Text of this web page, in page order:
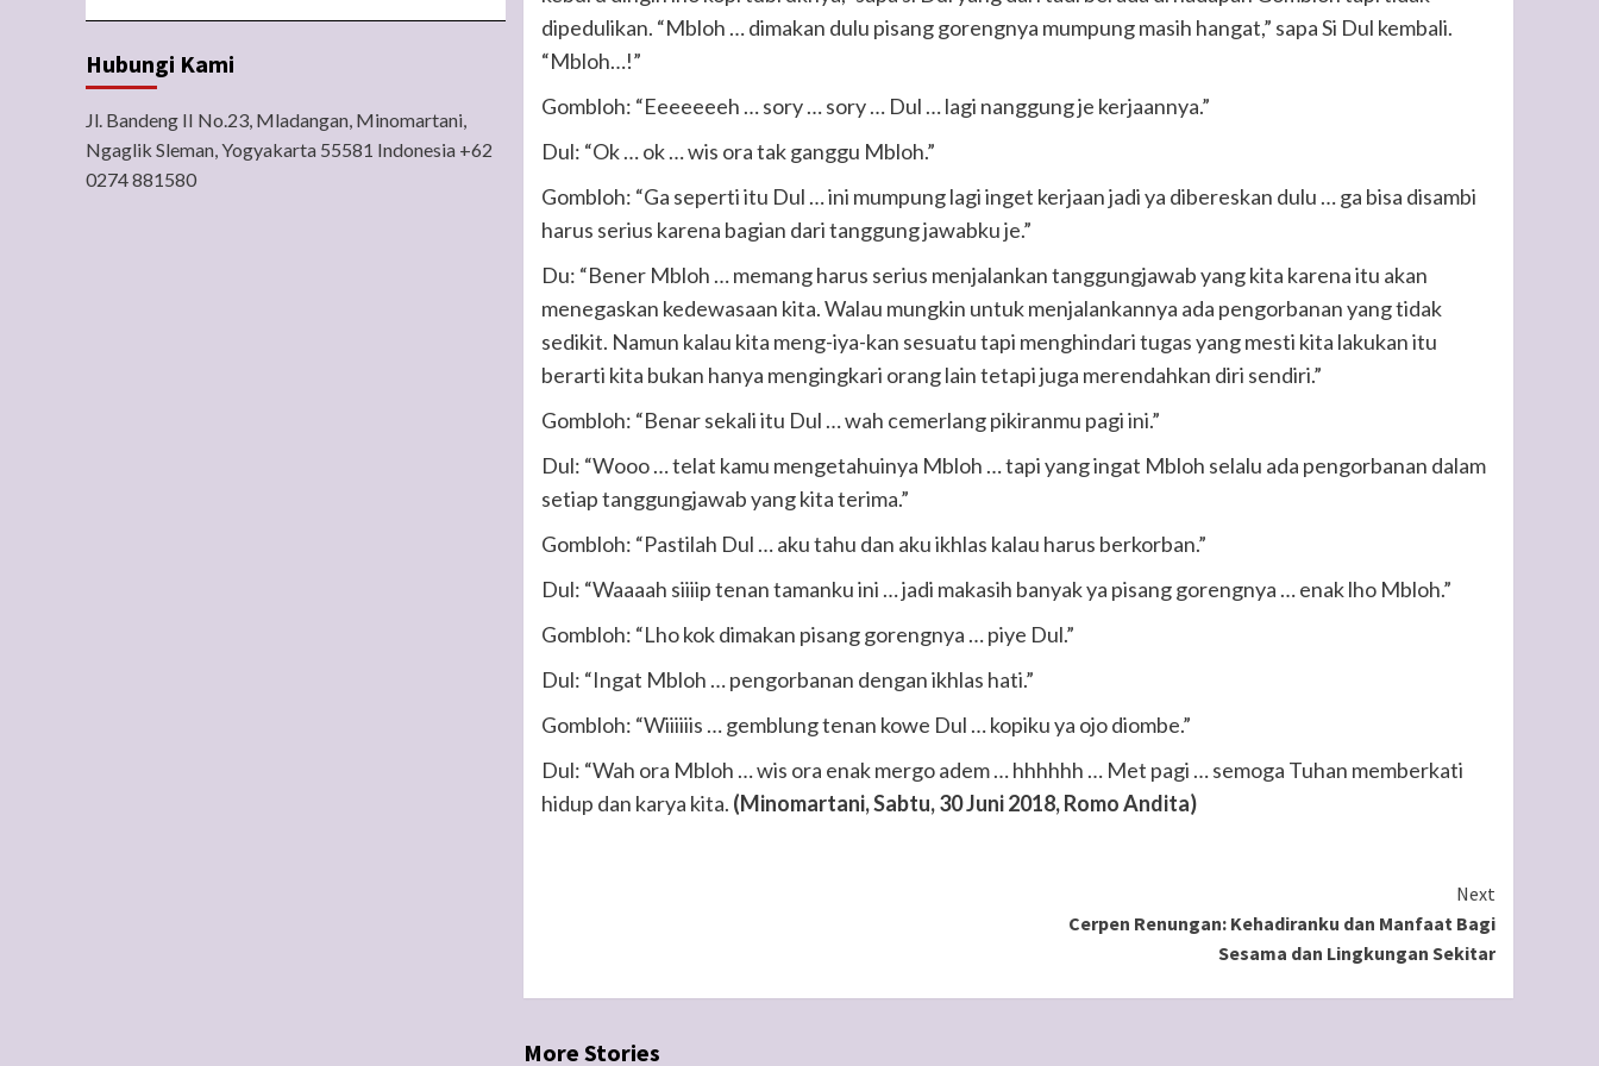
dipedulikan. “Mbloh … dimakan dulu pisang gorengnya mumpung masih hangat,” sapa Si Dul kembali.
“Mbloh…!”
Gombloh: “Eeeeeeeh … sory … sory … Dul … lagi nanggung je kerjaannya.”
Dul: “Ok … ok … wis ora tak ganggu Mbloh.”
Gombloh: “Ga seperti itu Dul … ini mumpung lagi inget kerjaan jadi ya dibereskan dulu … ga bisa disambi
harus serius karena bagian dari tanggung jawabku je.”
Du: “Bener Mbloh … memang harus serius menjalankan tanggungjawab yang kita karena itu akan
menegaskan kedewasaan kita. Walau mungkin untuk menjalankannya ada pengorbanan yang tidak
sedikit. Namun kalau kita meng-iya-kan sesuatu tapi menghindari tugas yang mesti kita lakukan itu
berarti kita bukan hanya mengingkari orang lain tetapi juga merendahkan diri sendiri.”
Gombloh: “Benar sekali itu Dul … wah cemerlang pikiranmu pagi ini.”
Dul: “Wooo … telat kamu mengetahuinya Mbloh … tapi yang ingat Mbloh selalu ada pengorbanan dalam
setiap tanggungjawab yang kita terima.”
Gombloh: “Pastilah Dul … aku tahu dan aku ikhlas kalau harus berkorban.”
Dul: “Waaaah siiiip tenan tamanku ini … jadi makasih banyak ya pisang gorengnya … enak lho Mbloh.”
Gombloh: “Lho kok dimakan pisang gorengnya … piye Dul.”
Dul: “Ingat Mbloh … pengorbanan dengan ikhlas hati.”
Gombloh: “Wiiiiiis … gemblung tenan kowe Dul … kopiku ya ojo diombe.”
Dul: “Wah ora Mbloh … wis ora enak mergo adem … hhhhhh … Met pagi … semoga Tuhan memberkati
hidup dan karya kita. (Minomartani, Sabtu, 30 Juni 2018, Romo Andita)
Next
Cerpen Renungan: Kehadiranku dan Manfaat Bagi
Sesama dan Lingkungan Sekitar
More Stories
Hubungi Kami
Jl. Bandeng II No.23, Mladangan, Minomartani,
Ngaglik Sleman, Yogyakarta 55581 Indonesia +62
0274 881580